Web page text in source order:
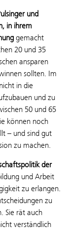
und
in ihrem
gemacht
20 und 35
ansparen
sollten. Im
in die
und zu
50 und 65
können noch
– und sind gut
zu machen.
der
und Arbeit
zu erlangen.
zu
Sie rät auch
verständlich